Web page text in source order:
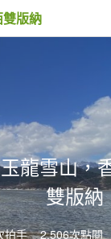
版納
龍雪山，
雙版納
拍手 2,506次點閱